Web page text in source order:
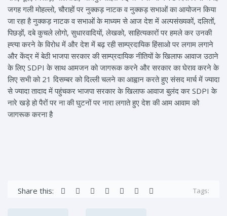
जगह गली मोहल्लो, चौराहों पर नुक्कड़ नाटक व नुक्कड़ सभाओं का आयोजन किया
जा रहा है नुक्कड़ नाटक व सभाओं के माध्यम से आज देश में अल्पसंख्यकों, दलितों,
पिछड़ों, दबे कुचले लोगो, सुधारवादियों, लेखको, साहित्यकारों पर हमले कर उनकी
ह्त्या करने के विरोध में और देश में बढ़ रही साम्प्रदायिक हिंसाओ पर लगाम लगाने
और केंद्र में बेठी भाजपा सरकार की साम्प्रदायिक नीतियों के खिलाफ आवाज उठाने
के लिए SDPI के साथ आमजन को जागरूक करने और सरकार का घेराव करने के
लिए सभी को 21 दिसम्बर को दिल्ली चलने का आह्वान करते हुए संसद मार्च में ज्यादा
से ज्यादा तादाद में पहुंचकर भाजपा सरकार के खिलाफ आवाज बुलंद कर SDPI के
नारे खड़े हो पैरों पर ना की घुटनों पर नारा लगाते हुए देश की आम आवाम को
जागरूक करना है
Share this: Tags: